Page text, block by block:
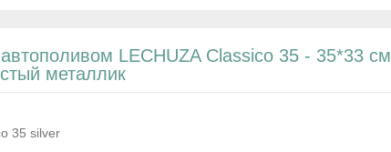
LECHUZA Classico 35 - 35*33 см
металлик
35 silver